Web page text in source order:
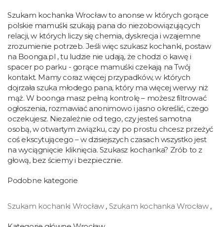
Szukam kochanka Wrocław to anonse w których gorące
polskie mamuśki szukają pana do niezobowiązujących
relacji, w których liczy się chemia, dyskrecja i wzajemne
zrozumienie potrzeb. Jeśli więc szukasz kochanki, postaw
na Boonga.pl , tu ludzie nie udają, że chodzi o kawę i
spacer po parku - gorące mamuśki czekają na Twój
kontakt. Mamy coraz więcej przypadków, w których
dojrzała szuka młodego pana, który ma więcej werwy niż
mąż. W boonga masz pełną kontrolę – możesz filtrować
ogłoszenia, rozmawiać anonimowo i jasno określić, czego
oczekujesz. Niezależnie od tego, czy jesteś samotna
osobą, w otwartym związku, czy po prostu chcesz przeżyć
coś ekscytującego – w dzisiejszych czasach wszystko jest
na wyciągnięcie kliknięcia. Szukasz kochanka? Zrób to z
głową, bez ściemy i bezpiecznie.
Podobne kategorie
Szukam kochanki Wrocław , Szukam kochanka Wrocław ,